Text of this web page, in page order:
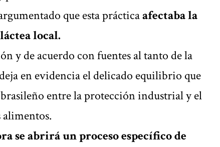
que esta prácticaafectaba la
local.
y de acuerdo con fuentes al tanto de la
en evidencia el delicado equilibrio que
entre la protección industrial y el
se abrirá un proceso específico de